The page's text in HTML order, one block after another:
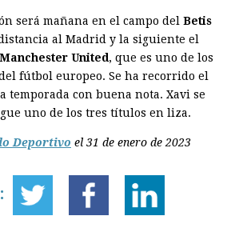
será mañana en el campo del Betis
al Madrid y la siguiente el
Manchester United, que es uno de los
fútbol europeo. Se ha recorrido el
temporada con buena nota. Xavi se
uno de los tres títulos en liza.
Deportivo el 31 de enero de 2023